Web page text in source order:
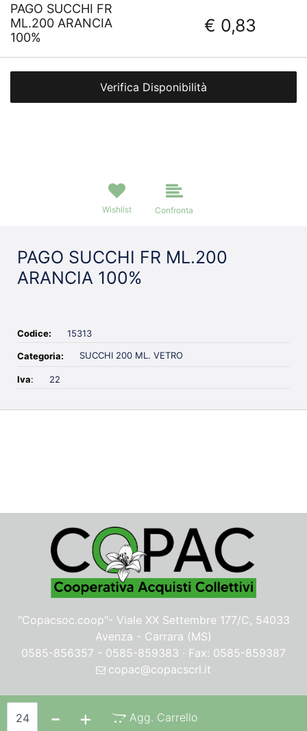
PAGO SUCCHI FR
ML.200 ARANCIA
100%
€ 0,83
Verifica Disponibilità
Wishlist Confronta
PAGO SUCCHI FR ML.200
ARANCIA 100%
Codice: 15313
Categoria: SUCCHI 200 ML. VETRO
Iva: 22
Agg. Carrello
"Copacsoc.coop"- Viale XX Settembre 177/C, 54033
Avenza - Carrara (MS)
0585-856357 - 0585-859383 · Fax: 0585-859387
copac@copacscrl.it